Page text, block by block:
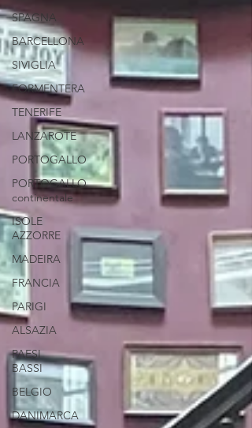
SPAGNA
BARCELLONA
SIVIGLIA
FORMENTERA
TENERIFE
LANZAROTE
PORTOGALLO
PORTOGALLO
continentale
ISOLE
AZZORRE
MADEIRA
FRANCIA
PARIGI
ALSAZIA
PAESI
BASSI
BELGIO
DANIMARCA